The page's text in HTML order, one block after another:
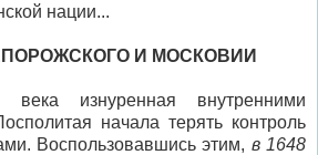
нации...
И МОСКОВИИ
изнуренная внутренними
начала терять контроль
Воспользовавшись этим, в 1648